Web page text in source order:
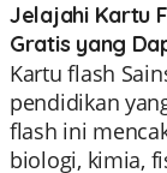
Jelajahi Kartu
Gratis yang
Kartu flash
pendidikan
flash ini
biologi, kimia,